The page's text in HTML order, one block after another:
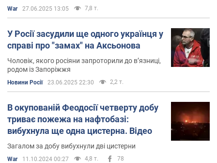
War 27.06.2025 13:05 7,8 т.
У Росії засудили ще одного українця у
справі про "замах" на Аксьонова
Чоловік, якого росіяни запроторили до вʼязниці,
родом із Запоріжжя
Новини Росії 23.06.2025 22:30 2,2 т.
В окупованій Феодосії четверту добу
триває пожежа на нафтобазі:
вибухнула ще одна цистерна. Відео
Загалом за добу вибухнули дві цистерни
War 11.10.2024 00:27 4,8 т. 78